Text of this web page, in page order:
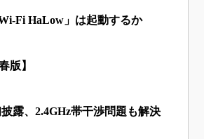
Fi HaLow」は起動するか
版】
露、2.4GHz帯干渉問題も解決